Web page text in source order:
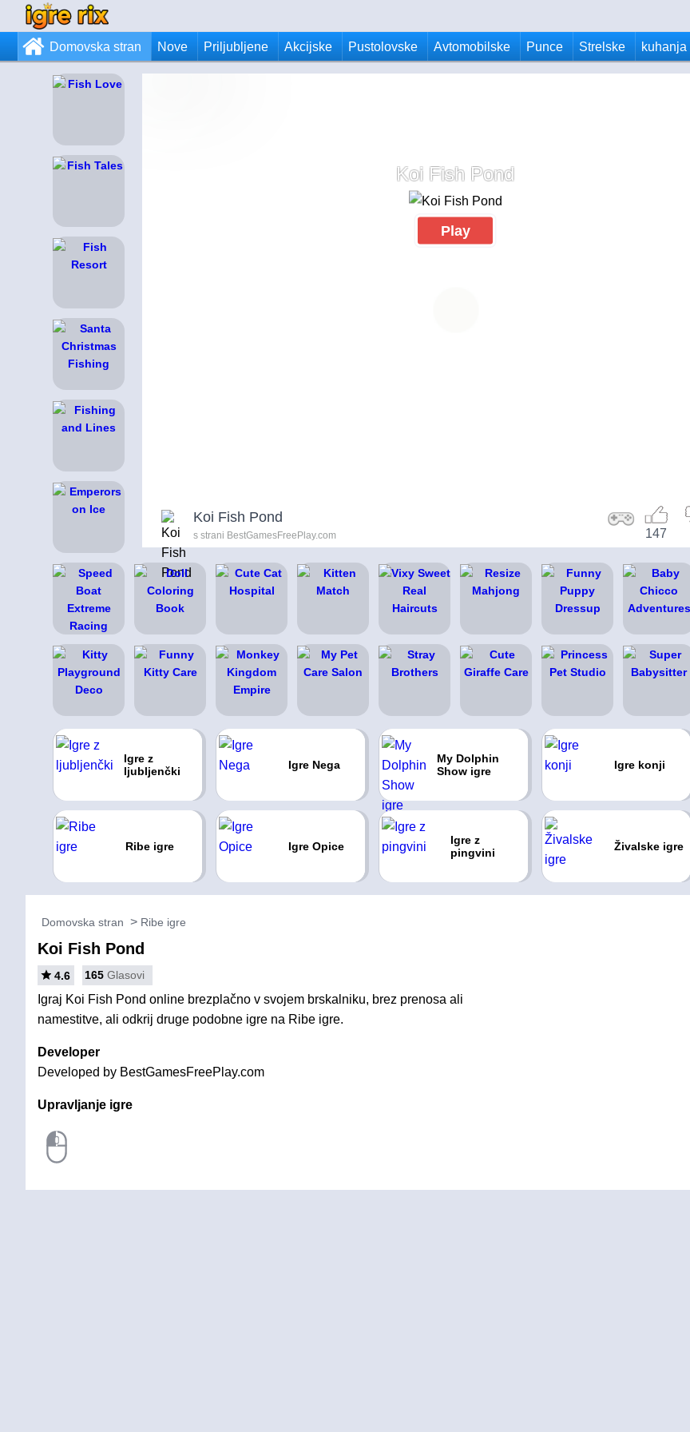
Domovska stran Nove Priljubljene Akcijske Pustolovske Avtomobilske Punce Strelske kuhanja
Koi Fish Pond
Play
Koi Fish Pond
s strani BestGamesFreePlay.com 147
Igre z
ljubljenčki
Igre Nega
My Dolphin
Show igre
Igre konji
Ribe igre Igre Opice
Igre z
pingvini
Živalske igre
Domovska stran Ribe igre
Koi Fish Pond
4.6 165 Glasovi
Igraj Koi Fish Pond online brezplačno v svojem brskalniku, brez prenosa ali
namestitve, ali odkrij druge podobne igre na Ribe igre.
Developer
Developed by BestGamesFreePlay.com
Upravljanje igre